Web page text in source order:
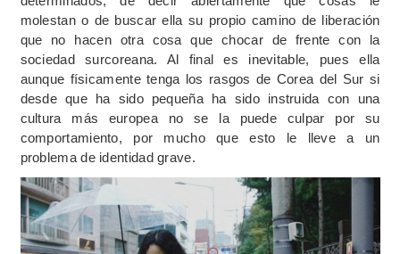
molestan o de buscar ella su propio camino de liberación
que no hacen otra cosa que chocar de frente con la
sociedad surcoreana. Al final es inevitable, pues ella
aunque físicamente tenga los rasgos de Corea del Sur si
desde que ha sido pequeña ha sido instruida con una
cultura más europea no se la puede culpar por su
comportamiento, por mucho que esto le lleve a un
problema de identidad grave.